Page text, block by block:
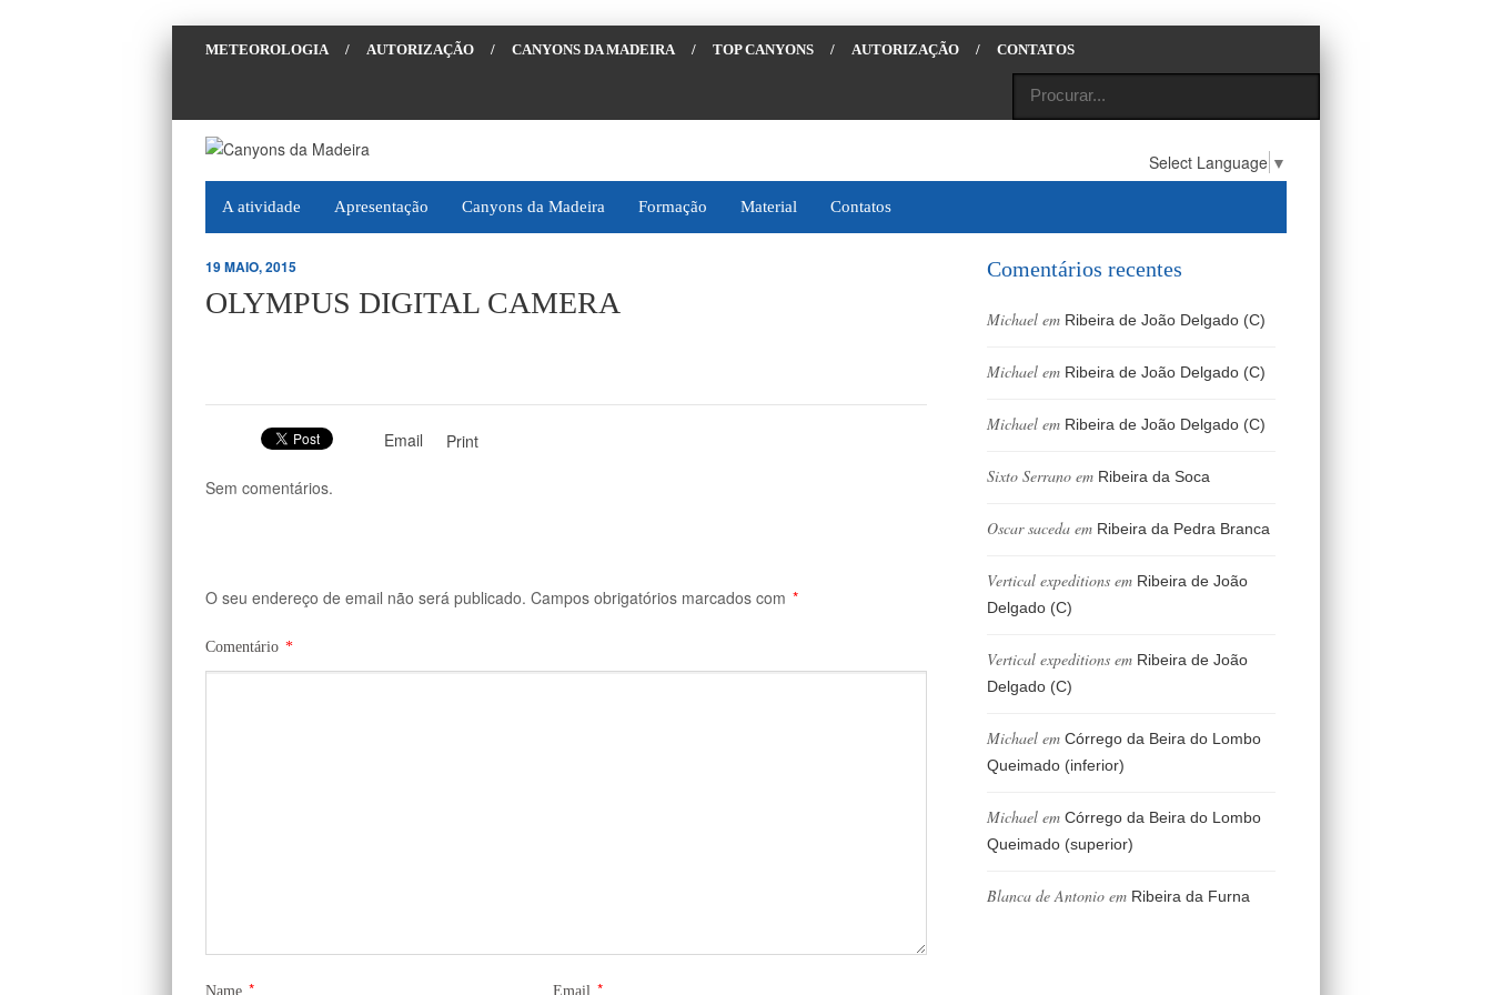
METEOROLOGIA / AUTORIZAÇÃO / CANYONS DA MADEIRA / TOP CANYONS / AUTORIZAÇÃO / CONTATOS
Select Language ▼
A atividade Apresentação Canyons da Madeira Formação Material Contatos
19 MAIO, 2015
OLYMPUS DIGITAL CAMERA
Email Print
Sem comentários.
O seu endereço de email não será publicado. Campos obrigatórios marcados com *
Comentário *
Name * Email *
Comentários recentes
Michael em Ribeira de João Delgado (C)
Michael em Ribeira de João Delgado (C)
Michael em Ribeira de João Delgado (C)
Sixto Serrano em Ribeira da Soca
Oscar saceda em Ribeira da Pedra Branca
Vertical expeditions em Ribeira de João
Delgado (C)
Vertical expeditions em Ribeira de João
Delgado (C)
Michael em Córrego da Beira do Lombo
Queimado (inferior)
Michael em Córrego da Beira do Lombo
Queimado (superior)
Blanca de Antonio em Ribeira da Furna